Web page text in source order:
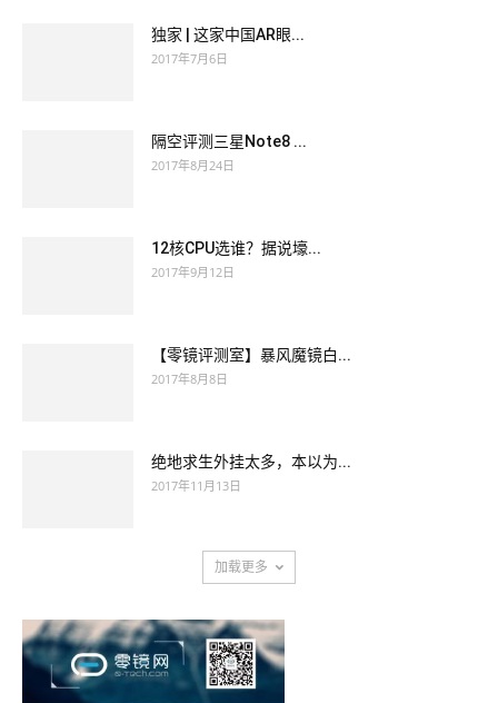
独家 | 这家中国AR眼...
2017年7月6日
隔空评测三星Note8 ...
2017年8月24日
12核CPU选谁？据说壕...
2017年9月12日
【零镜评测室】暴风魔镜白...
2017年8月8日
绝地求生外挂太多，本以为...
2017年11月13日
加载更多